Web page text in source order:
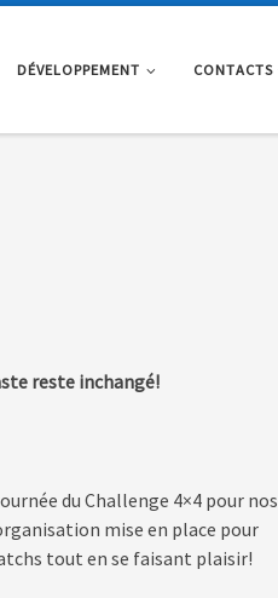
DÉVELOPPEMENT CONTACTS
reste inchangé!
du Challenge 4×4 pour nos
mise en place pour
tout en se faisant plaisir!